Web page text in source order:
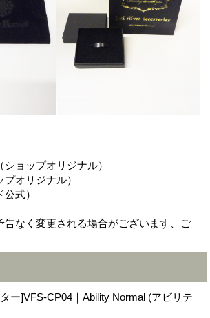
ショップオリジナル）
オリジナル）
式）
なく変更される場合がございます、ご
ー]VFS-CP04｜Ability Normal (アビリテ